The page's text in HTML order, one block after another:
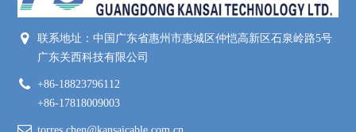
联系地址：中国广东省惠州市惠城区仲恺高新区石泉岭路5号
广东关西科技有限公司
+86-18823796112
+86-17818009003